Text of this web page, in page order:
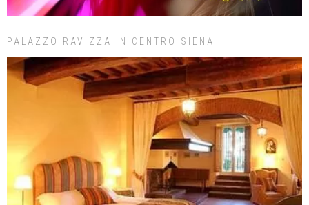
PALAZZO RAVIZZA IN CENTRO SIENA